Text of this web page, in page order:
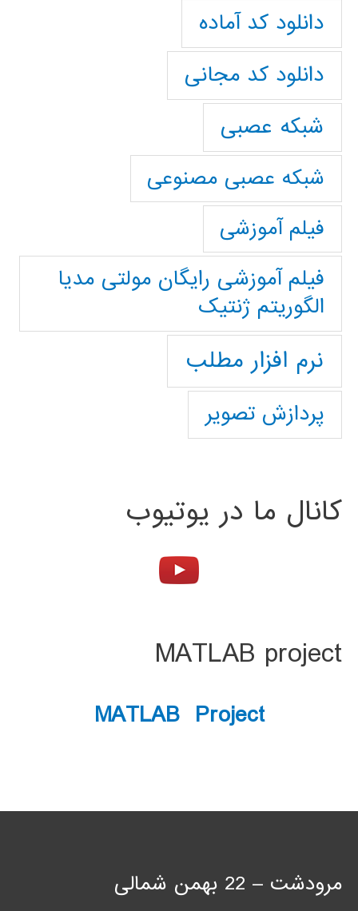
دانلود کد آماده
دانلود کد مجانی
شبکه عصبی
شبکه عصبی مصنوعی
فیلم آموزشی
فیلم آموزشی رایگان مولتی مدیا
الگوریتم ژنتیک
نرم افزار مطلب
پردازش تصویر
کانال ما در یوتیوب
MATLAB project
MATLAB Project
مرودشت – 22 بهمن شمالی